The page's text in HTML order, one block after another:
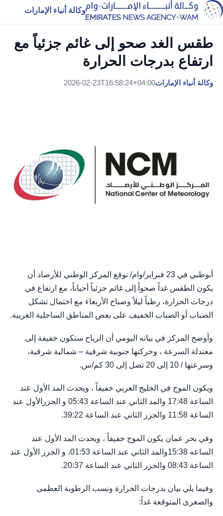
وكالة أنباء الإمارات
طقس الغد صحو إلى غائم جزئياً مع
ارتفاع بدرجات الحرارة
وكالة أنباء الإمارات2026-02-23T16:58:24+04:00
أبوظبي في 23 فبراير/وام/ توقع المركز الوطني للأرصاد أن
يكون الطقس غداً صحواً إلى غائم جزئياً أحياناً، مع ارتفاع في
درجات الحرارة، رطباً ليلاً وصباح الأربعاء مع احتمال تشكل
الضباب أو الضباب الخفيف على بعض المناطق الساحلية الغربية.
وأوضح المركز في بيانه اليومي أن الرياح ستكون خفيفة إلى
معتدلة السرعة ، وحركتها جنوبية شرقية – شمالية شرقية،
وسرعتها / 10 إلى 20 تصل إلى 30 كم/س.
ويكون الموج في الخليج العربي خفيفاً ، ويحدث المد الأول عند
الساعة 17:48 والمد الثاني عند الساعة 05:43 و الجزرالأول عند
الساعة 11:58 والجزر الثاني عند الساعة 39:22.
وفي بحر عمان يكون الموج خفيفاً ، ويحدث المد الأول عند
الساعه 15:38والمد الثاني عند الساعة 01:53، و الجزر الأول عند
الساعة 08:43 والجزر الثاني عند الساعة 20:37.
وفيما يلي بيان بدرجات الحرارة ونسب الرطوبة العظمى
والصغرى المتوقعة غداً: